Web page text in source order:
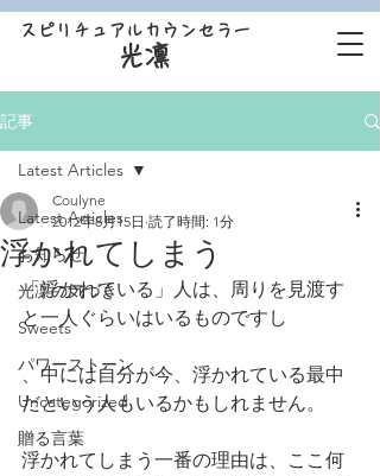
スピリチュアルカウンセラー
光凛
記事
Latest Articles
お知らせ
光凛の気づき
Sweets
パワーストーン
Uncategorized
贈る言葉
Latest Articles
浮かれてしまう
Coulyne
2012年8月15日 読了時間: 1分
「浮かれている」人は、周りを見渡す
と一人ぐらいはいるものですし
、中には自分が今、浮かれている最中
だという人もいるかもしれません。
浮かれてしまう一番の理由は、ここ何